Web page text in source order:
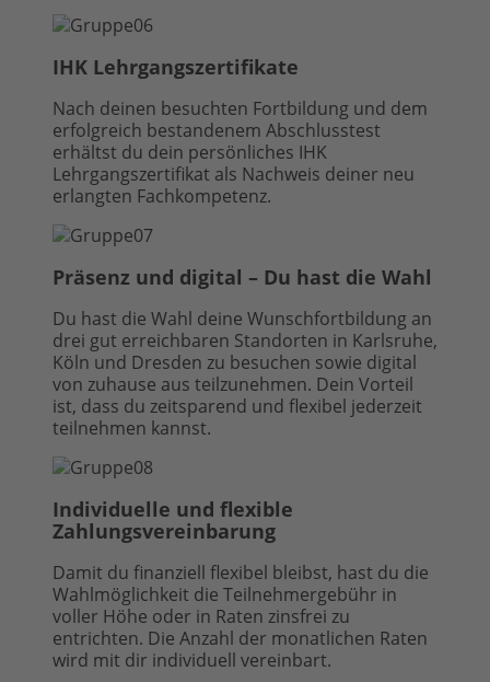
IHK Lehrgangszertifikate
Nach deinen besuchten Fortbildung und dem
erfolgreich bestandenem Abschlusstest
erhältst du dein persönliches IHK
Lehrgangszertifikat als Nachweis deiner neu
erlangten Fachkompetenz.
Präsenz und digital – Du hast die Wahl
Du hast die Wahl deine Wunschfortbildung an
drei gut erreichbaren Standorten in Karlsruhe,
Köln und Dresden zu besuchen sowie digital
von zuhause aus teilzunehmen. Dein Vorteil
ist, dass du zeitsparend und flexibel jederzeit
teilnehmen kannst.
Individuelle und flexible
Zahlungsvereinbarung
Damit du finanziell flexibel bleibst, hast du die
Wahlmöglichkeit die Teilnehmergebühr in
voller Höhe oder in Raten zinsfrei zu
entrichten. Die Anzahl der monatlichen Raten
wird mit dir individuell vereinbart.